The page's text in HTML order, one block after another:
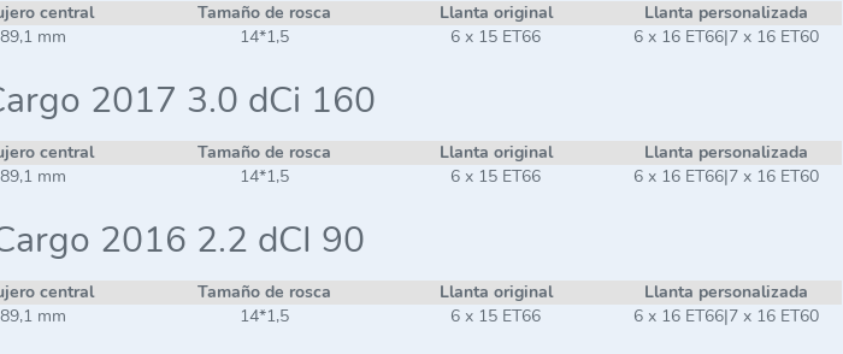
central Tamaño de rosca Llanta original
Llanta personalizada
89,1 mm 14*1,5 6 x 15 ET66 6 x 16 ET66|7 x 16 ET60
2017 3.0 dCi 160
central Tamaño de rosca Llanta original
Llanta personalizada
89,1 mm 14*1,5 6 x 15 ET66 6 x 16 ET66|7 x 16 ET60
2016 2.2 dCI 90
central Tamaño de rosca Llanta original
Llanta personalizada
89,1 mm 14*1,5 6 x 15 ET66 6 x 16 ET66|7 x 16 ET60